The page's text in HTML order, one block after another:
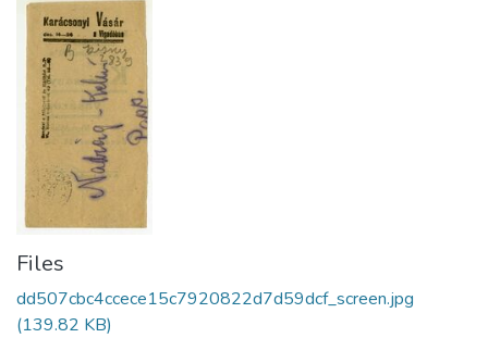
About us
Files
dd507cbc4ccece15c7920822d7d59dcf_screen.jpg
(139.82 KB)